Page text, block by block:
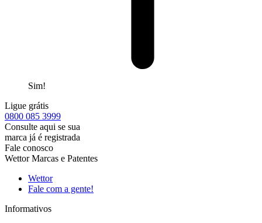
Sim!
Ligue grátis
0800 085 3999
Consulte aqui se sua
marca já é registrada
Fale conosco
Wettor Marcas e Patentes
Wettor
Fale com a gente!
Informativos